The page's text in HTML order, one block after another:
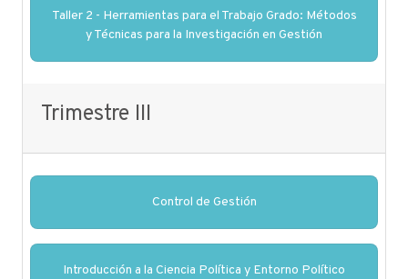
Taller 2 - Herramientas para el Trabajo Grado: Métodos
y Técnicas para la Investigación en Gestión
Trimestre III
Control de Gestión
Introducción a la Ciencia Política y Entorno Político